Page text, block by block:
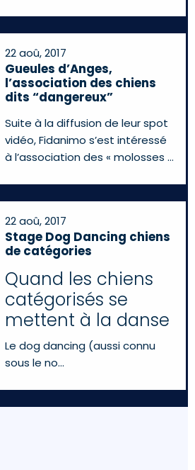
22 aoû, 2017
Gueules d’Anges,
l’association des chiens
dits “dangereux”
Suite à la diffusion de leur spot
vidéo, Fidanimo s’est intéressé
à l’association des « molosses
22 aoû, 2017
Stage Dog Dancing chiens
de catégories
Quand les chiens
catégorisés se
mettent à la danse
Le dog dancing (aussi connu
sous le no